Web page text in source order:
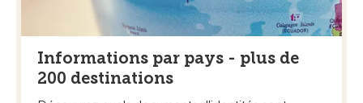
Informations par pays - plus de
200 destinations